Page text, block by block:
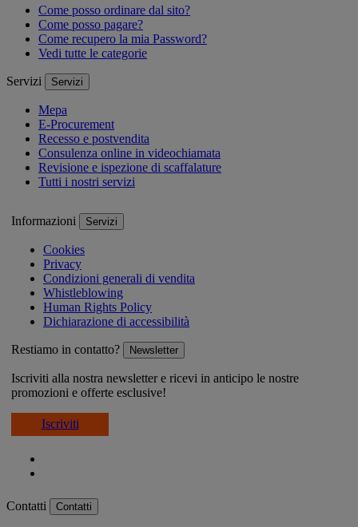
Come posso ordinare dal sito?
Come posso pagare?
Come recupero la mia Password?
Vedi tutte le categorie
Servizi Servizi
Mepa
E-Procurement
Recesso e postvendita
Consulenza online in videochiamata
Revisione e ispezione di scaffalature
Tutti i nostri servizi
Informazioni Servizi
Cookies
Privacy
Condizioni generali di vendita
Whistleblowing
Human Rights Policy
Dichiarazione di accessibilità
Restiamo in contatto? Newsletter
Iscriviti alla nostra newsletter e ricevi in anticipo le nostre
promozioni e offerte esclusive!
Iscriviti
Contatti Contatti